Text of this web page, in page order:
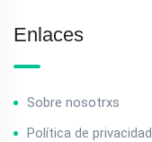
Enlaces
Sobre nosotrxs
Política de privacidad